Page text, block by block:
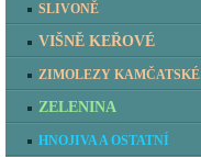
SLIVONĚ
VIŠNĚ KEŘOVÉ
ZIMOLEZY KAMČATSKÉ
ZELENINA
HNOJIVA A OSTATNÍ